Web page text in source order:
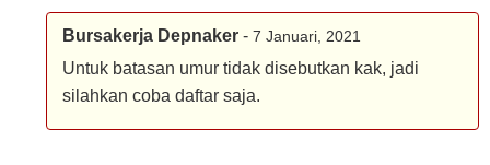
Bursakerja Depnaker - 7 Januari, 2021
Untuk batasan umur tidak disebutkan kak, jadi
silahkan coba daftar saja.